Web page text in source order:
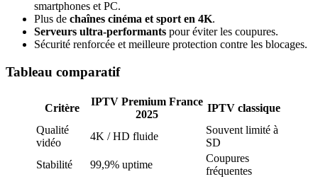
smartphones et PC.
Plus de chaînes cinéma et sport en 4K.
Serveurs ultra-performants pour éviter les coupures.
Sécurité renforcée et meilleure protection contre les blocages.
Tableau comparatif
Critère
IPTV Premium France
2025
IPTV classique
Qualité
vidéo
4K / HD fluide
Souvent limité à
SD
Stabilité
99,9% uptime
Coupures
fréquentes